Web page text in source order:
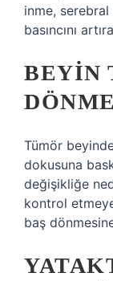
inme,
basıncını
BEYIN
Tümör
dokusuna
değişikliğe
kontrol
baş